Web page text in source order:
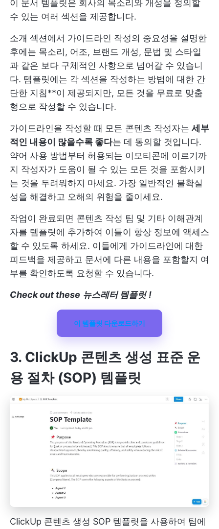
이 문서 템플릿은 회사의 목소리와 개성을 정의할
수 있는 여러 섹션을 제공합니다.
소개 섹션에서 가이드라인 작성의 중요성을 설명한
후에는 목소리, 어조, 브랜드 개성, 문법 및 스타일
과 같은 보다 구체적인 사항으로 넘어갈 수 있습니
다. 템플릿에는 각 섹션을 작성하는 방법에 대한 간
단한 지침**이 제공되지만, 모든 것을 무료로 맞춤
형으로 작성할 수 있습니다.
가이드라인을 작성할 때 모든 콘텐츠 작성자는 세부
적인 내용이 많을수록 좋다는 데 동의할 것입니다.
약어 사용 방법부터 허용되는 이모티콘에 이르기까
지 작성자가 도움이 될 수 있는 모든 것을 포함시키
는 것을 두려워하지 마세요. 가장 일반적인 불확실
성을 해결하고 오해의 위험을 줄이세요.
작업이 완료되면 콘텐츠 작성 팀 및 기타 이해관계
자를 템플릿에 추가하여 이들이 항상 정보에 액세스
할 수 있도록 하세요. 이들에게 가이드라인에 대한
피드백을 제공하고 문서에 다른 내용을 포함할지 여
부를 확인하도록 요청할 수 있습니다.
Check out these 뉴스레터 템플릿 !
이 템플릿 다운로드하기
3. ClickUp 콘텐츠 생성 표준 운
용 절차 (SOP) 템플릿
ClickUp 콘텐츠 생성 SOP 템플릿을 사용하여 팀에